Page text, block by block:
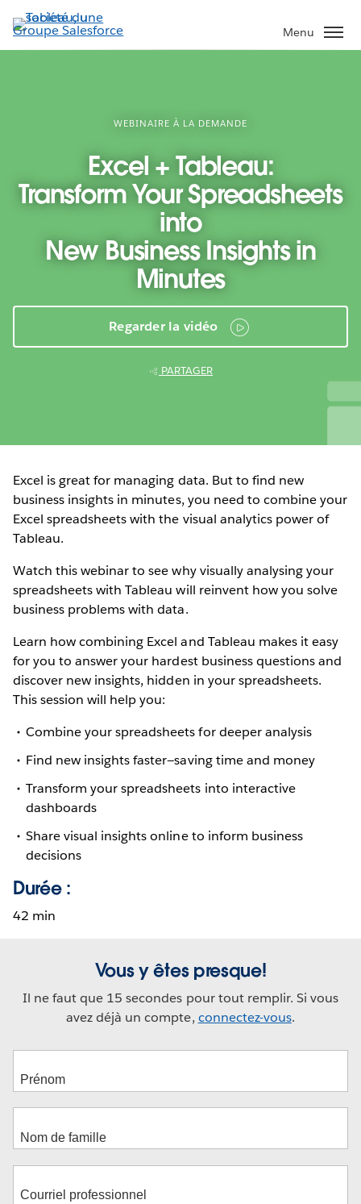
Aller
au
contenu
Menu
WEBINAIRE À LA DEMANDE
Excel + Tableau:
Transform Your Spreadsheets
into
New Business Insights in
Minutes
Regarder la vidéo
PARTAGER
Excel is great for managing data. But to find new
business insights in minutes, you need to combine your
Excel spreadsheets with the visual analytics power of
Tableau.
Watch this webinar to see why visually analysing your
spreadsheets with Tableau will reinvent how you solve
business problems with data.
Learn how combining Excel and Tableau makes it easy
for you to answer your hardest business questions and
discover new insights, hidden in your spreadsheets.
This session will help you:
Combine your spreadsheets for deeper analysis
Find new insights faster—saving time and money
Transform your spreadsheets into interactive
dashboards
Share visual insights online to inform business
decisions
Durée :
42 min
Vous y êtes presque!
Il ne faut que 15 secondes pour tout remplir. Si vous
avez déjà un compte, connectez-vous.